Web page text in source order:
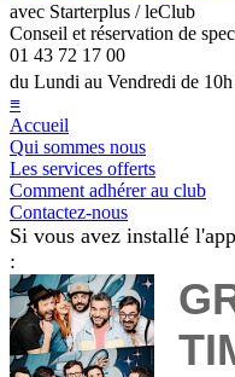
avec Starterplus / leClub
Conseil et réservation de
01 43 72 17 00
du Lundi au Vendredi de
≡
Accueil
Qui sommes nous
Les services offerts
Comment adhérer au club
Contactez-nous
Si vous avez installé
: